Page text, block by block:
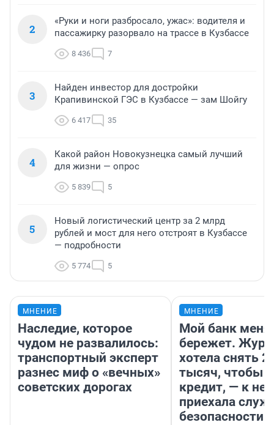
2
«Руки и ноги разбросало, ужас»: водителя и
пассажирку разорвало на трассе в Кузбассе
8 436 7
3
Найден инвестор для достройки
Крапивинской ГЭС в Кузбассе — зам Шойгу
6 417 35
4
Какой район Новокузнецка самый лучший
для жизни — опрос
5 839 5
5
Новый логистический центр за 2 млрд
рублей и мост для него отстроят в Кузбассе
— подробности
5 774 5
МНЕНИЕ
Наследие, которое
чудом не развалилось:
транспортный эксперт
разнес миф о «вечных»
советских дорогах
МНЕНИЕ
Мой банк меня
бережет.
хотела снять
тысяч, чтобы
кредит, — к
приехала
безопасности